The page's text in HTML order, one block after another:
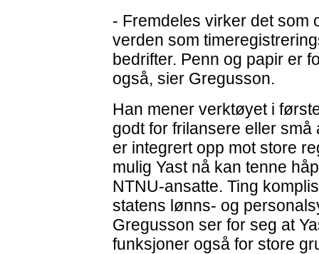
- Fremdeles virker det som
verden som
bedrifter. Penn og papir er
også, sier Gregusson.
Han mener verktøyet i
godt for frilansere eller
er integrert opp mot store
mulig Yast nå kan tenne
NTNU-ansatte. Ting
statens lønns- og
Gregusson ser for seg at
funksjoner også for store